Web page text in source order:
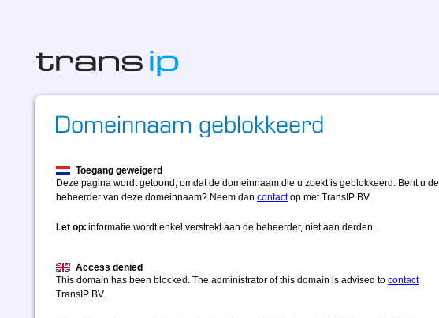
Toegang geweigerd
Deze pagina wordt getoond, omdat de domeinnaam die u zoekt is geblokkeerd. Bent u de
beheerder van deze domeinnaam? Neem dan contactop met TransIP BV.
Let op: informatie wordt enkel verstrekt aan de beheerder, niet aan derden.
Access denied
This domain has been blocked. The administrator of this domain is advised to contact
TransIP BV.